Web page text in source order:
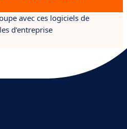
avec ces logiciels de
d’entreprise